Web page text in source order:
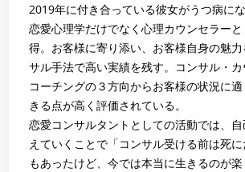
2019年に付き合っている彼女がうつ病にな
恋愛心理学だけでなく心理カウンセラー
得。お客様に寄り添い、お客様自身の魅
サル手法で高い実績を残す。コンサル・カ
コーチングの３方向からお客様の状況に
きる点が高く評価されている。
恋愛コンサルタントとしての活動では、
えていくことで「コンサル受ける前は死
もあったけど、今では本当に生きるのが